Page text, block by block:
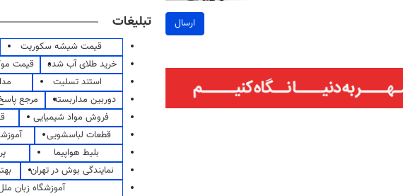
ارسال تبلیغات
قیمت شیشه سکوریت
خرید طلای آب شده
قیمت
استند تسلیت
دوربین مداربسته
مرجع
فروش مواد شیمیایی
قطعات لباسشویی
بلیط هواپیما
نمایندگی بوش در تهران
آموزشگاه زبان